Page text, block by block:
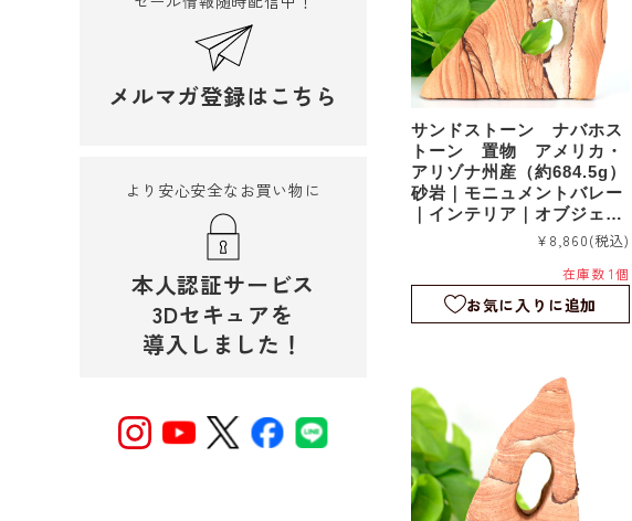
サンドストーン ナバホス
トーン 置物 アメリカ・
アリゾナ州産（約684.5g）
砂岩｜モニュメントバレー
｜インテリア｜オブジェ｜
¥8,860(税込)
在庫数 1個
お気に入りに追加
メルマガ登録はこちら
より安心安全なお買い物に
本人認証サービス
3Dセキュアを
導入しました！